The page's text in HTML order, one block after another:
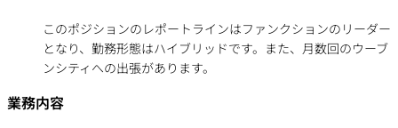
このポジションのレポートラインはファンクションのリーダー
となり、勤務形態はハイブリッドです。また、月数回のウーブ
ンシティへの出張があります。
業務内容